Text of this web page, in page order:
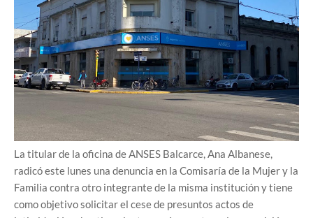
La titular de la oficina de ANSES Balcarce, Ana Albanese,
radicó este lunes una denuncia en la Comisaría de la Mujer y la
Familia contra otro integrante de la misma institución y tiene
como objetivo solicitar el cese de presuntos actos de